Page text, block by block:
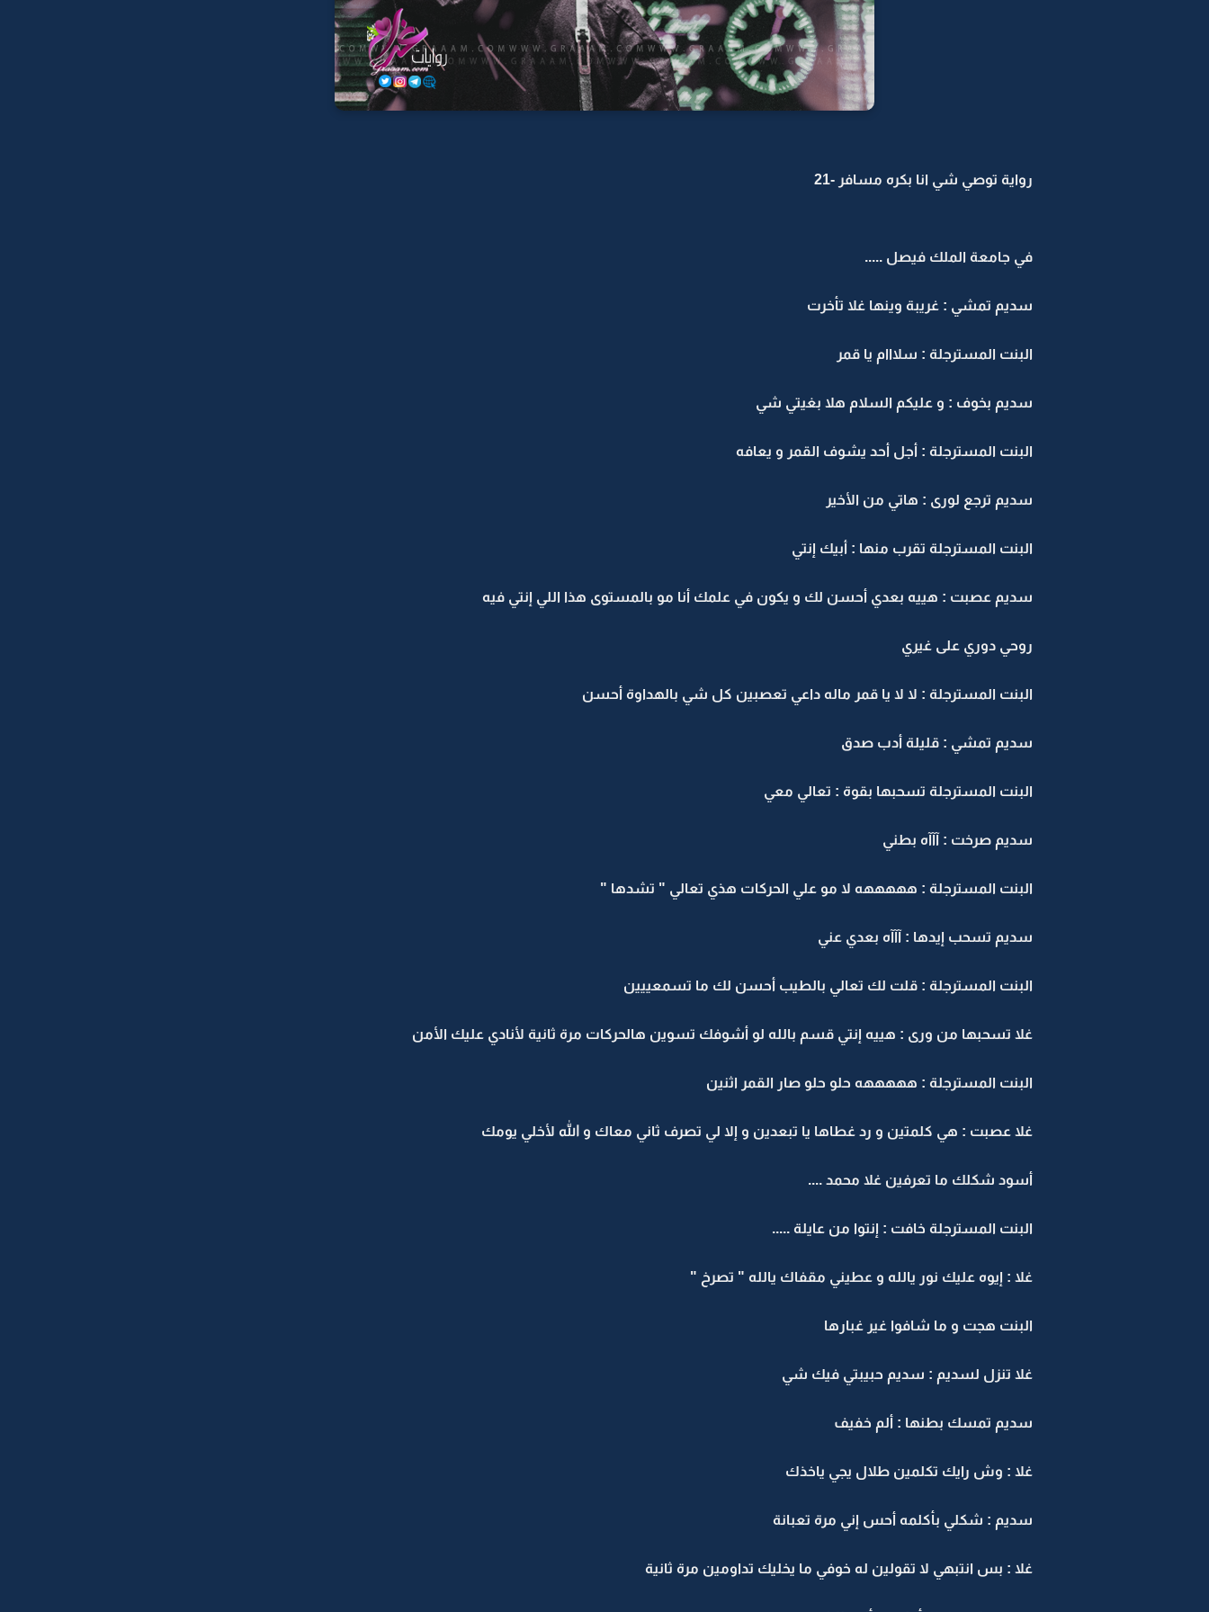
رواية توصي شي انا بكره مسافر -21
في جامعة الملك فيصل .....
سديم تمشي : غريبة وينها غلا تأخرت
البنت المسترجلة : سلااام يا قمر
سديم بخوف : و عليكم السلام هلا بغيتي شي
البنت المسترجلة : أجل أحد يشوف القمر و يعافه
سديم ترجع لورى : هاتي من الأخير
البنت المسترجلة تقرب منها : أبيك إنتي
سديم عصبت : هييه بعدي أحسن لك و يكون في علمك أنا مو بالمستوى هذا اللي إنتي فيه
روحي دوري على غيري
البنت المسترجلة : لا لا يا قمر ماله داعي تعصبين كل شي بالهداوة أحسن
سديم تمشي : قليلة أدب صدق
البنت المسترجلة تسحبها بقوة : تعالي معي
سديم صرخت : آآآه بطني
البنت المسترجلة : هههههه لا مو علي الحركات هذي تعالي " تشدها "
سديم تسحب إيدها : آآآه بعدي عني
البنت المسترجلة : قلت لك تعالي بالطيب أحسن لك ما تسمعييين
غلا تسحبها من ورى : هييه إنتي قسم بالله لو أشوفك تسوين هالحركات مرة ثانية لأنادي عليك الأمن
البنت المسترجلة : هههههه حلو حلو صار القمر اثنين
غلا عصبت : هي كلمتين و رد غطاها يا تبعدين و إلا لي تصرف ثاني معاك و الله لأخلي يومك
أسود شكلك ما تعرفين غلا محمد ....
البنت المسترجلة خافت : إنتوا من عايلة .....
غلا : إيوه عليك نور يالله و عطيني مقفاك يالله " تصرخ "
البنت هجت و ما شافوا غير غبارها
غلا تنزل لسديم : سديم حبيبتي فيك شي
سديم تمسك بطنها : ألم خفيف
غلا : وش رايك تكلمين طلال يجي ياخذك
سديم : شكلي بأكلمه أحس إني مرة تعبانة
غلا : بس انتبهي لا تقولين له خوفي ما يخليك تداومين مرة ثانية